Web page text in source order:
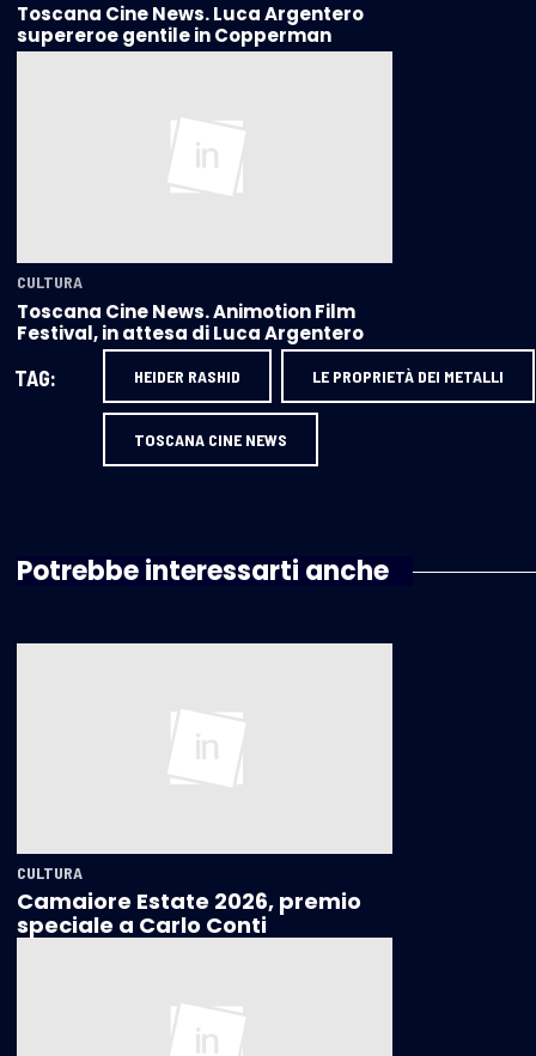
Toscana Cine News. Luca Argentero
supereroe gentile in Copperman
CULTURA
Toscana Cine News. Animotion Film
Festival, in attesa di Luca Argentero
TAG: HEIDER RASHID LE PROPRIETÀ DEI METALLI
TOSCANA CINE NEWS
Potrebbe interessarti anche
CULTURA
Camaiore Estate 2026, premio
speciale a Carlo Conti